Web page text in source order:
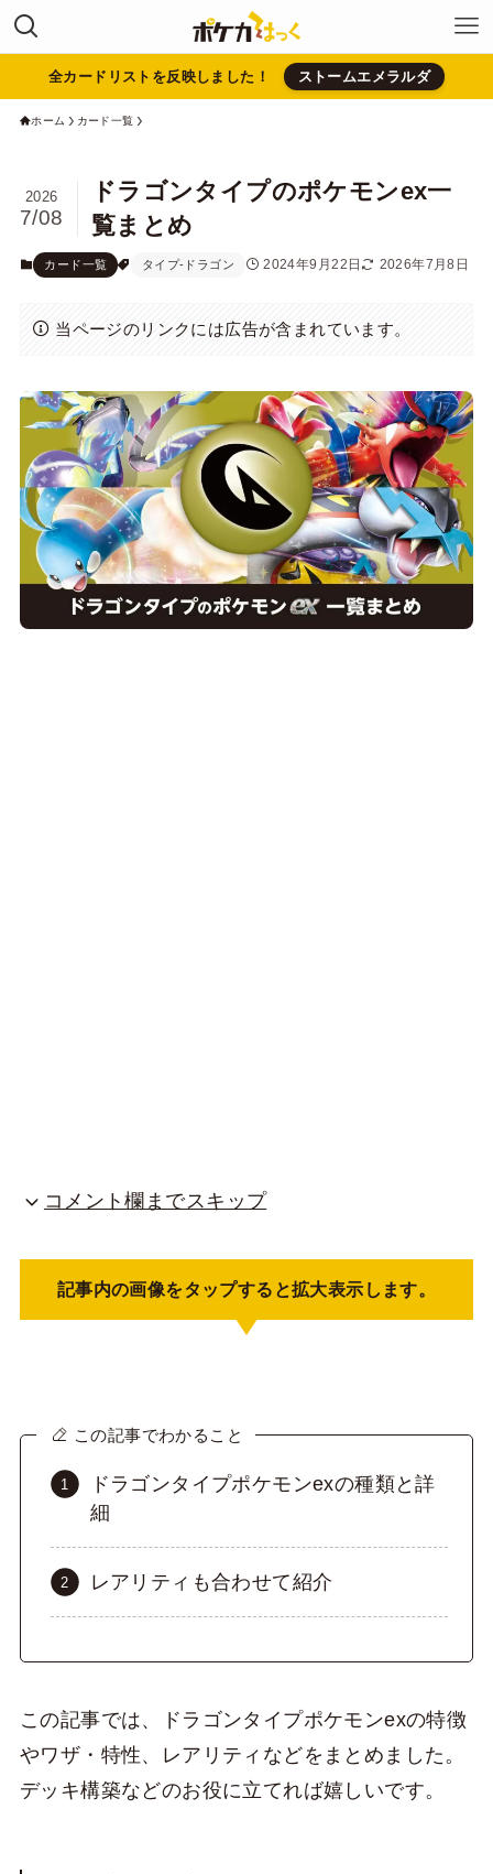
全カードリストを反映しました！ ストームエメラルダ
ホーム カード一覧
ドラゴンタイプのポケモンex一
覧まとめ
2026
7/08
カード一覧 タイプ-ドラゴン 2024年9月22日 2026年7月8日
当ページのリンクには広告が含まれています。
コメント欄までスキップ
記事内の画像をタップすると拡大表示します。
この記事でわかること
ドラゴンタイプポケモンexの種類と詳
細
レアリティも合わせて紹介
この記事では、ドラゴンタイプポケモンexの特徴
やワザ・特性、レアリティなどをまとめました。
デッキ構築などのお役に立てれば嬉しいです。